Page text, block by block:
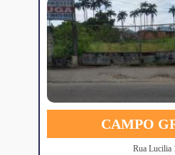
CAMPO
Rua Lucilia